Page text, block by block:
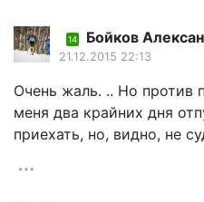
14 Бойков
21.12.2015 22:13
Очень жаль. .. Но против
меня два крайних дня
приехать, но, видно, не